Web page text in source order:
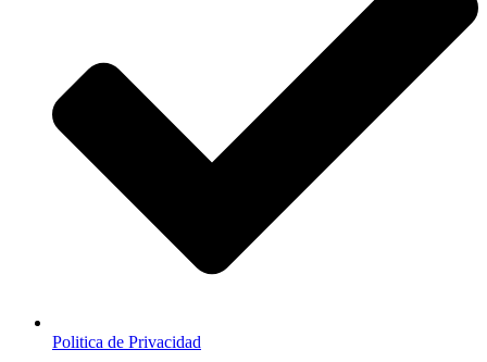
Politica de Privacidad